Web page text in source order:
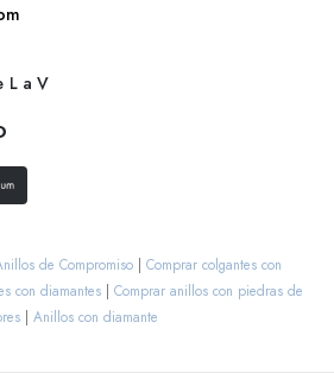
L a V
de Compromiso| Comprar colgantes con
con diamantes | Comprar anillos con piedras de
| Anillos con diamante